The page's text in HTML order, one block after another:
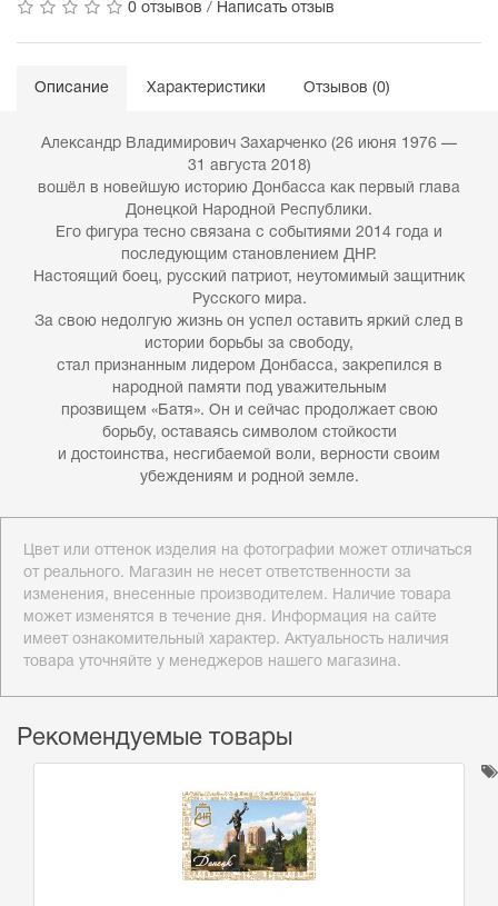
0 отзывов / Написать отзыв
Описание Характеристики Отзывов (0)
Александр Владимирович Захарченко (26 июня 1976 —
31 августа 2018)
вошёл в новейшую историю Донбасса как первый глава
Донецкой Народной Республики.
Его фигура тесно связана с событиями 2014 года и
последующим становлением ДНР.
Настоящий боец, русский патриот, неутомимый защитник
Русского мира.
За свою недолгую жизнь он успел оставить яркий след в
истории борьбы за свободу,
стал признанным лидером Донбасса, закрепился в
народной памяти под уважительным
прозвищем «Батя». Он и сейчас продолжает свою
борьбу, оставаясь символом стойкости
и достоинства, несгибаемой воли, верности своим
убеждениям и родной земле.
Цвет или оттенок изделия на фотографии может отличаться
от реального. Магазин не несет ответственности за
изменения, внесенные производителем. Наличие товара
может изменятся в течение дня. Информация на сайте
имеет ознакомительный характер. Актуальность наличия
товара уточняйте у менеджеров нашего магазина.
Рекомендуемые товары